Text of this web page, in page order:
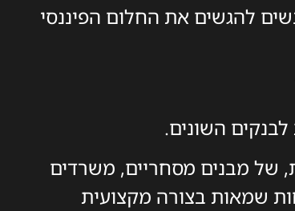
להגשים את החלום הפיננסי
השונים.
של מבנים מסחריים, משרדים
שמאות בצורה מקצועית